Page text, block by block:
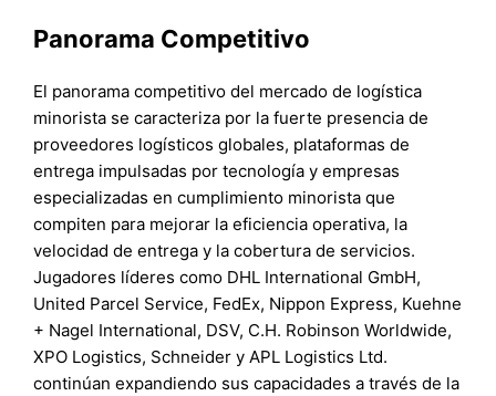
Panorama Competitivo
El panorama competitivo del mercado de logística
minorista se caracteriza por la fuerte presencia de
proveedores logísticos globales, plataformas de
entrega impulsadas por tecnología y empresas
especializadas en cumplimiento minorista que
compiten para mejorar la eficiencia operativa, la
velocidad de entrega y la cobertura de servicios.
Jugadores líderes como DHL International GmbH,
United Parcel Service, FedEx, Nippon Express, Kuehne
+ Nagel International, DSV, C.H. Robinson Worldwide,
XPO Logistics, Schneider y APL Logistics Ltd.
continúan expandiendo sus capacidades a través de la